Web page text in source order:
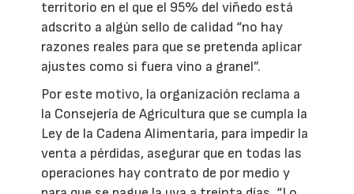
territorio en el que el 95% del viñedo está
adscrito a algún sello de calidad “no hay
razones reales para que se pretenda aplicar
ajustes como si fuera vino a granel”.
Por este motivo, la organización reclama a
la Consejería de Agricultura que se cumpla la
Ley de la Cadena Alimentaria, para impedir la
venta a pérdidas, asegurar que en todas las
operaciones hay contrato de por medio y